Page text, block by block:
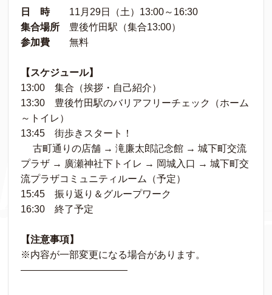
日 時11月29日（土）13:00～16:30
集合場所 豊後竹田駅（集合13:00）
参加費 無料
【スケジュール】
13:00 集合（挨拶・自己紹介）
13:30 豊後竹田駅のバリアフリーチェック（ホーム
～トイレ）
13:45 街歩きスタート！
古町通りの店舗 → 滝廉太郎記念館 → 城下町交流
プラザ → 廣瀬神社下トイレ → 岡城入口 → 城下町交
流プラザコミュニティルーム（予定）
15:45 振り返り＆グループワーク
16:30 終了予定
【注意事項】
※内容が一部変更になる場合があります。
―――――――――――